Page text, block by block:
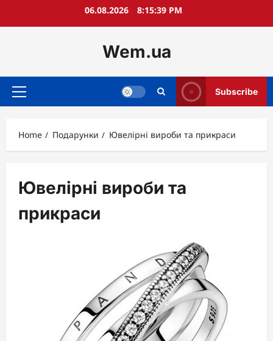
06.08.2026 8:15:40 PM
Wem.ua
Primary
Subscribe
Home Подарунки Ювелірні вироби та прикраси
Ювелірні вироби та
прикраси